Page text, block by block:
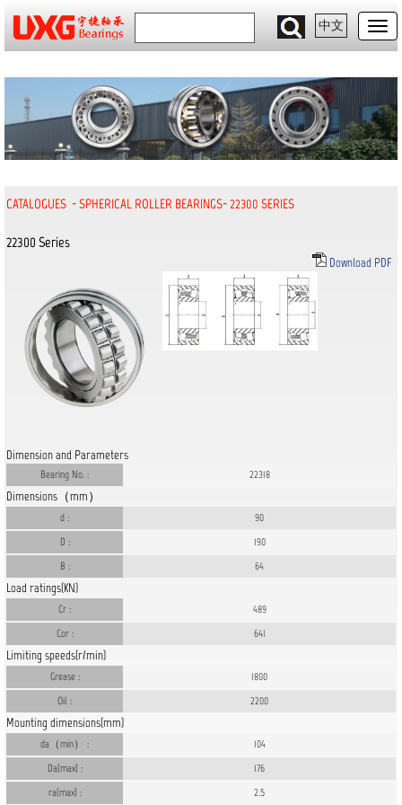
中文
CATALOGUES -SPHERICAL ROLLER BEARINGS-22300 SERIES
22300 Series
Download PDF
Dimension and Parameters
Bearing No. : 22318
Dimensions（mm）
d :
90
D :
190
B :
64
Load ratings(KN)
Cr :
489
Cor :
641
Limiting speeds(r/min)
Grease :
1800
Oil :
2200
Mounting dimensions(mm)
da（min） :
104
Da(max) :
176
ra(max) :
2.5